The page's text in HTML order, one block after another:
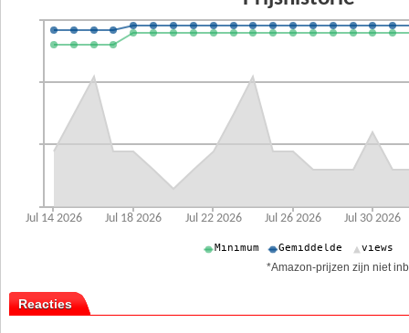
*Amazon-prijzen zijn niet
Reacties